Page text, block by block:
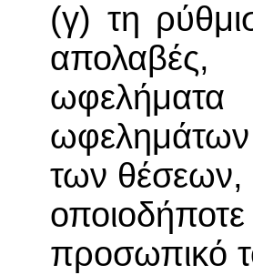
(γ) τη
ωφελημάτων
των θέσεων,
προσωπικό